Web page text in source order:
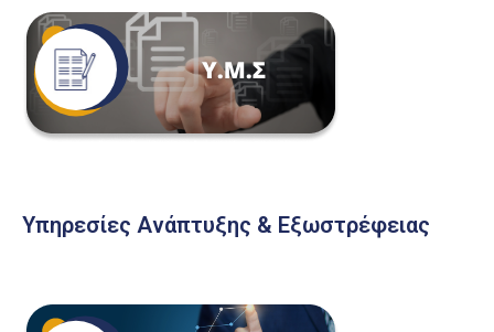
Υπηρεσίες Ανάπτυξης & Εξωστρέφειας